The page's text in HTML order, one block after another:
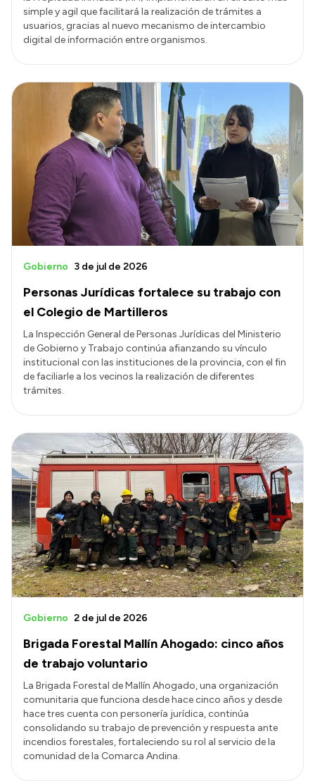
simple y agil que facilitará la realización de trámites a
usuarios, gracias al nuevo mecanismo de intercambio
digital de información entre organismos.
Personas Jurídicas fortalece su trabajo con
el Colegio de Martilleros
Gobierno 3 de jul de 2026
La Inspección General de Personas Jurídicas del Ministerio
de Gobierno y Trabajo continúa afianzando su vínculo
institucional con las instituciones de la provincia, con el fin
de faciliarle a los vecinos la realización de diferentes
trámites.
Brigada Forestal Mallín Ahogado: cinco años
de trabajo voluntario
Gobierno 2 de jul de 2026
La Brigada Forestal de Mallín Ahogado, una organización
comunitaria que funciona desde hace cinco años y desde
hace tres cuenta con personería jurídica, continúa
consolidando su trabajo de prevención y respuesta ante
incendios forestales, fortaleciendo su rol al servicio de la
comunidad de la Comarca Andina.